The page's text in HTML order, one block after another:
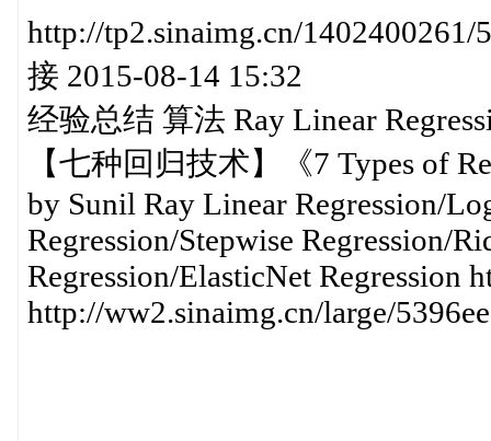
http://tp2.sinaimg.cn/
接 2015-08-14 15:32
经验总结 算法 Ray Linear
【七种回归技术】《7 Types of
by Sunil Ray Linear Regression/
Regression/Stepwise Regression/
Regression/ElasticNet Regression
http://ww2.sinaimg.cn/large/